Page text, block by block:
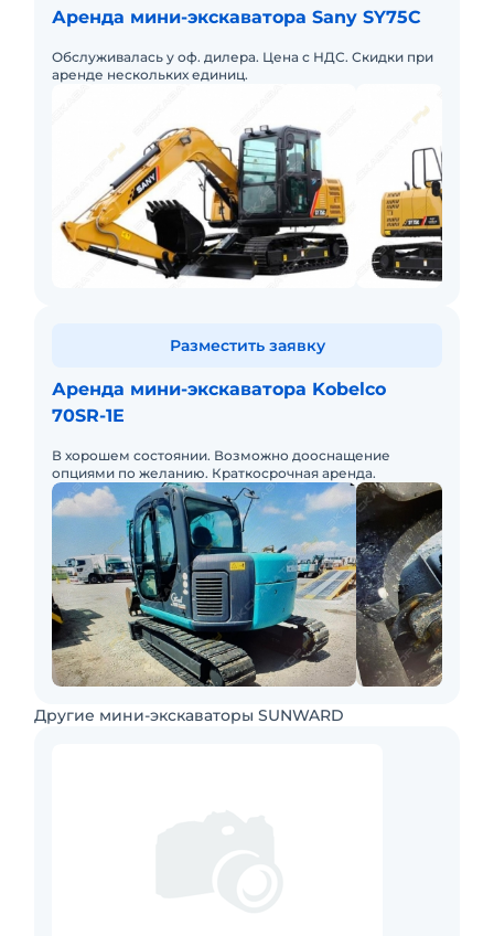
Аренда мини-экскаватора Sany SY75C
Обслуживалась у оф. дилера. Цена с НДС. Скидки при
аренде нескольких единиц.
Аренда мини-экскаватора Kobelco
70SR-1E
В хорошем состоянии. Возможно дооснащение
опциями по желанию. Краткосрочная аренда.
Разместить заявку
Другие мини-экскаваторы SUNWARD